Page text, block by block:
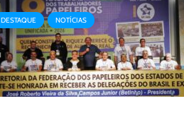
DESTAQUE NOTÍCIAS